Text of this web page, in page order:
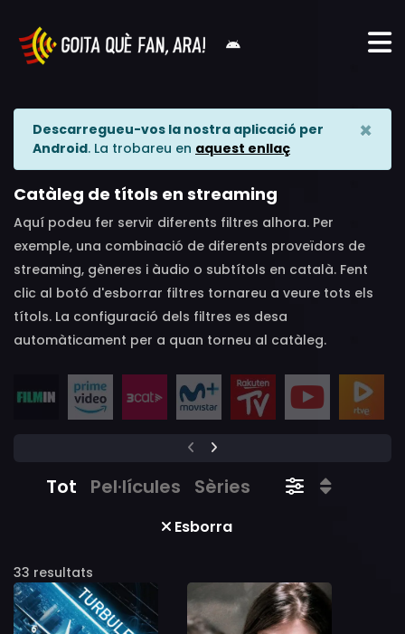
Descarregueu-vos la nostra aplicació per
Android. La trobareu en aquest enllaç
×
Catàleg de títols en streaming
Aquí podeu fer servir diferents filtres alhora. Per
exemple, una combinació de diferents proveïdors de
streaming, gèneres i àudio o subtítols en català. Fent
clic al botó d'esborrar filtres tornareu a veure tots els
títols. La configuració dels filtres es desa
automàticament per a quan torneu al catàleg.
Tot Pel·lícules Sèries
Esborra
33 resultats